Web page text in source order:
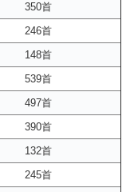
350首
246首
148首
539首
497首
390首
132首
245首